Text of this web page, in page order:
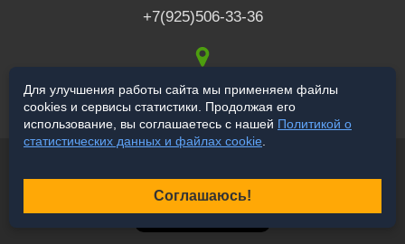
+7(925)506-33-36
117519,г. Москва,
Варшавское ш., 132
Продвижение сайта
Для улучшения работы сайта мы применяем файлы
cookies и сервисы статистики. Продолжая его
использование, вы соглашаетесь с нашей Политикой о
статистических данных и файлах cookie
Соглашаюсь!